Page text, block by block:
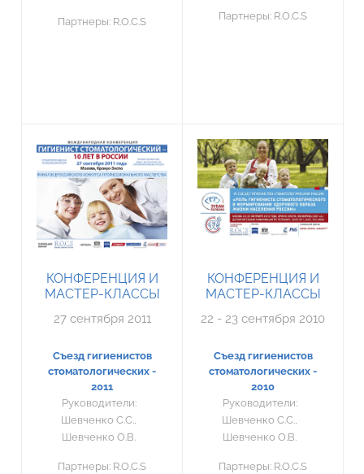
Партнеры: R.O.C.S Партнеры: R.O.C.S
КОНФЕРЕНЦИЯ И
МАСТЕР-КЛАССЫ
27 сентября 2011
Съезд гигиенистов
стоматологических -
2011
Руководители:
Шевченко С.С.,
Шевченко О.В.
Партнеры: R.O.C.S
КОНФЕРЕНЦИЯ И
МАСТЕР-КЛАССЫ
22 - 23 сентября 2010
Съезд гигиенистов
стоматологических -
2010
Руководители:
Шевченко С.С.,
Шевченко О.В.
Партнеры: R.O.C.S